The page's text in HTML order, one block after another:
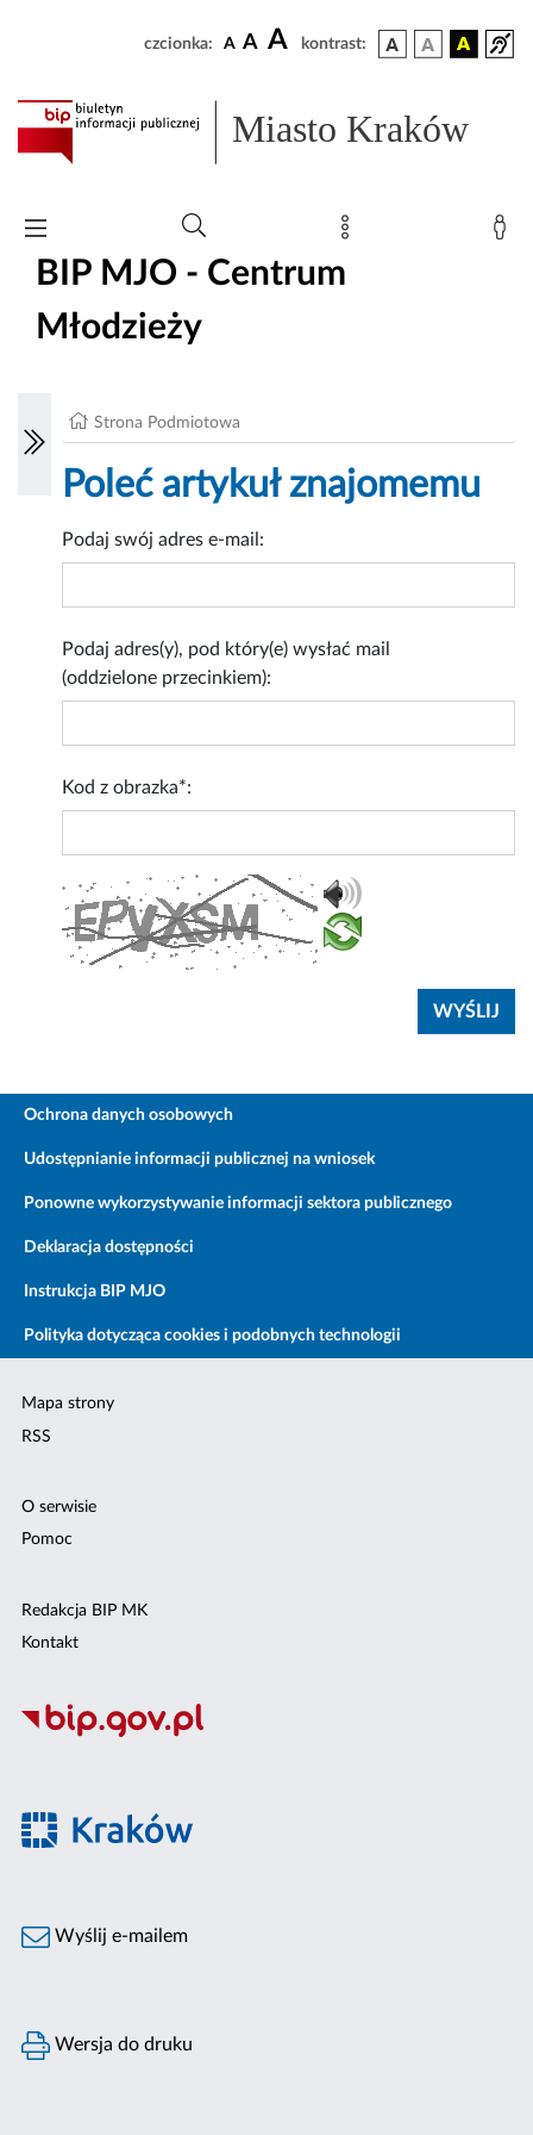
czcionka: A A A kontrast:
Miasto Kraków
BIP MJO - Centrum
Młodzieży
Strona Podmiotowa
Poleć artykuł znajomemu
Podaj swój adres e-mail:
Podaj adres(y), pod który(e) wysłać mail
(oddzielone przecinkiem):
Kod z obrazka*:
Ochrona danych osobowych
Udostępnianie informacji publicznej na wniosek
Ponowne wykorzystywanie informacji sektora publicznego
Deklaracja dostępności
Instrukcja BIP MJO
Polityka dotycząca cookies i podobnych technologii
Mapa strony
RSS
O serwisie
Pomoc
Redakcja BIP MK
Kontakt
Wyślij e-mailem
Wersja do druku